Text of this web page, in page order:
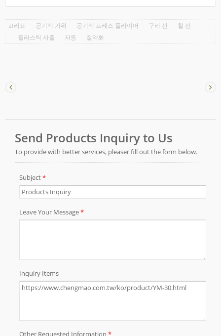
꼬리표 공기식 가위 공기식 프레스 플라이어 구리 선
철 선
플라스틱 사출
자동 절약화